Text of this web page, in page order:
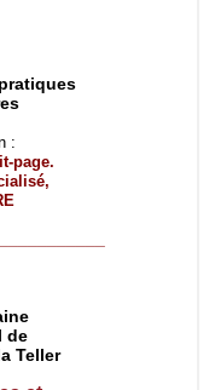
:
page.
de
Teller